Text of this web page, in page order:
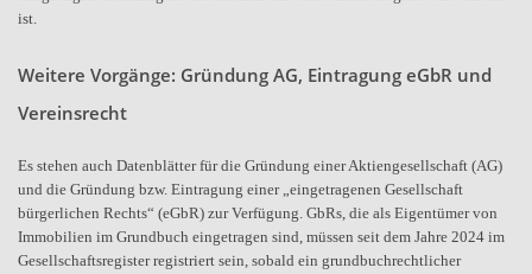
ist.
Weitere Vorgänge: Gründung AG, Eintragung eGbR und
Vereinsrecht
Es stehen auch Datenblätter für die Gründung einer Aktiengesellschaft (AG)
und die Gründung bzw. Eintragung einer „eingetragenen Gesellschaft
bürgerlichen Rechts“ (eGbR) zur Verfügung. GbRs, die als Eigentümer von
Immobilien im Grundbuch eingetragen sind, müssen seit dem Jahre 2024 im
Gesellschaftsregister registriert sein, sobald ein grundbuchrechtlicher